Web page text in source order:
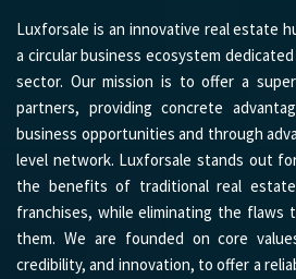
Luxforsale is an innovative real estate
a circular business ecosystem
sector. Our mission is to offer a
partners, providing concrete
business opportunities and through
level network. Luxforsale stands out
the benefits of traditional real
franchises, while eliminating the flaws
them. We are founded on core
credibility, and innovation, to offer a